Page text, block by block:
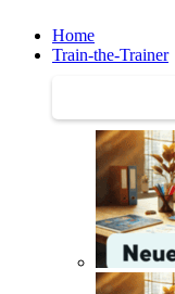
Home
Train-the-Trainer